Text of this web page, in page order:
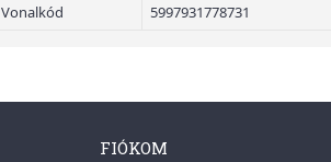
Vonalkód
5997931778731
FIÓKOM